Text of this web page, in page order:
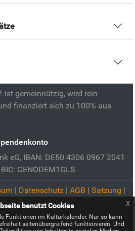
ist gemeinnützig, wird rein
finanziert sich zu 100% aus
eG, IBAN: DE50 4306 0967 2041
GENODEM1GLS
| Datenschutz| AGB | Satzung |
benutzt Cookies
Funktionen im Kulturkalender. Nur so kann
seitenübergreifend funktionieren. Und
x